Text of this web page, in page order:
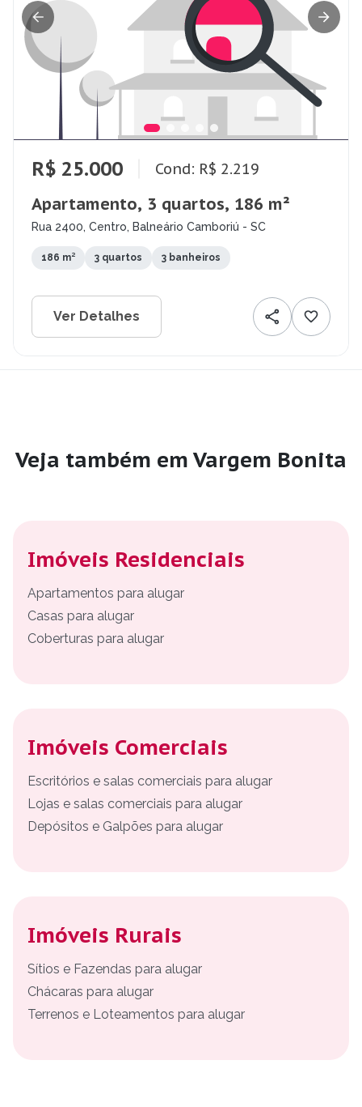
R$ 25.000 Cond: R$ 2.219
Apartamento, 3 quartos, 186 m²
Rua 2400, Centro, Balneário Camboriú - SC
186 m² 3 quartos 3 banheiros
Ver Detalhes
Veja também em Vargem Bonita
Imóveis Residenciais
Apartamentos para alugar
Casas para alugar
Coberturas para alugar
Imóveis Comerciais
Escritórios e salas comerciais para alugar
Lojas e salas comerciais para alugar
Depósitos e Galpões para alugar
Imóveis Rurais
Sítios e Fazendas para alugar
Chácaras para alugar
Terrenos e Loteamentos para alugar